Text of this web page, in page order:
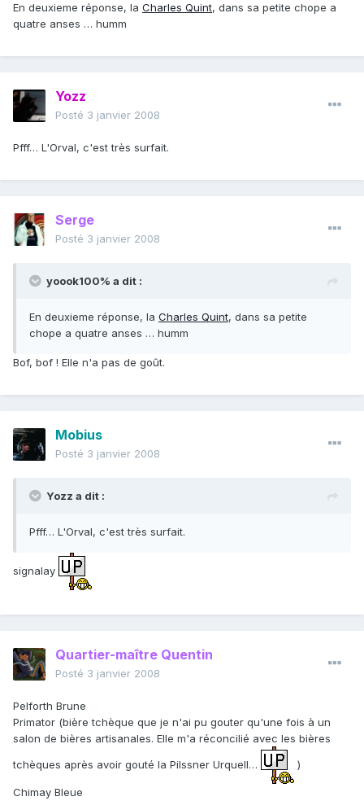
En deuxieme réponse, la Charles Quint, dans sa petite chope a
quatre anses … humm
Yozz
Posté 3 janvier 2008
Pfff… L'Orval, c'est très surfait.
Serge
Posté 3 janvier 2008
yoook100% a dit :
En deuxieme réponse, la Charles Quint, dans sa petite
chope a quatre anses … humm
Bof, bof ! Elle n'a pas de goût.
Mobius
Posté 3 janvier 2008
Yozz a dit :
Pfff… L'Orval, c'est très surfait.
signalay
Quartier-maître Quentin
Posté 3 janvier 2008
Pelforth Brune
Primator (bière tchèque que je n'ai pu gouter qu'une fois à un
salon de bières artisanales. Elle m'a réconcilié avec les bières
tchèques après avoir gouté la Pilssner Urquell…
)
Chimay Bleue